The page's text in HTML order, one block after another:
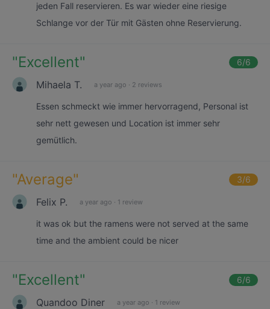
jeden Fall reservieren. Es war wieder eine riesige
Schlange vor der Tür mit Gästen ohne Reservierung.
"Excellent" 6/6
Mihaela T. a year ago · 2 reviews
Essen schmeckt wie immer hervorragend, Personal ist
sehr nett gewesen und Location ist immer sehr
gemütlich.
"Average" 3/6
Felix P. a year ago · 1 review
it was ok but the ramens were not served at the same
time and the ambient could be nicer
"Excellent" 6/6
Quandoo Diner a year ago · 1 review